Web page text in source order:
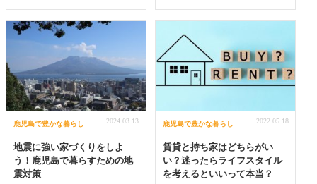
鹿児島で豊かな暮らし
地震に強い家づくりをしよ
う！鹿児島で暮らすための地
震対策
2024.03.13 鹿児島で豊かな暮らし
賃貸と持ち家はどちらがい
い？迷ったらライフスタイル
を考えるといいって本当？
2022.05.18